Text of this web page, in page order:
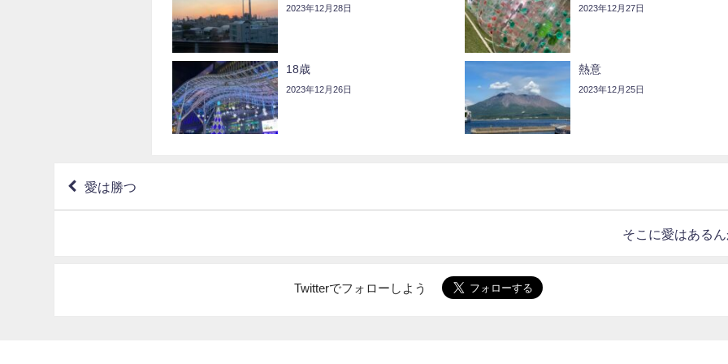
2023年12月28日 2023年12月27日
18歳
2023年12月26日
熱意
2023年12月25日
愛は勝つ
そこに愛はある
Twitterでフォローしよう